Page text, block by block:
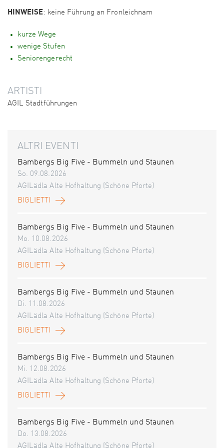
HINWEISE: keine Führung an Fronleichnam
kurze Wege
wenige Stufen
Seniorengerecht
ARTISTI
AGIL Stadtführungen
ALTRI EVENTI
Bambergs Big Five - Bummeln und Staunen
So. 09.08.2026
AGILädla Alte Hofhaltung (Schöne Pforte)
BIGLIETTI
Bambergs Big Five - Bummeln und Staunen
Mo. 10.08.2026
AGILädla Alte Hofhaltung (Schöne Pforte)
BIGLIETTI
Bambergs Big Five - Bummeln und Staunen
Di. 11.08.2026
AGILädla Alte Hofhaltung (Schöne Pforte)
BIGLIETTI
Bambergs Big Five - Bummeln und Staunen
Mi. 12.08.2026
AGILädla Alte Hofhaltung (Schöne Pforte)
BIGLIETTI
Bambergs Big Five - Bummeln und Staunen
Do. 13.08.2026
AGILädla Alte Hofhaltung (Schöne Pforte)